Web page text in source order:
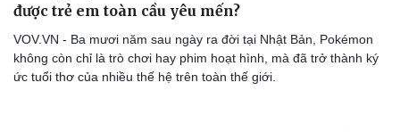
được trẻ em toàn cầu yêu mến?
VOV.VN - Ba mươi năm sau ngày ra đời tại Nhật Bản, Pokémon
không còn chỉ là trò chơi hay phim hoạt hình, mà đã trở thành ký
ức tuổi thơ của nhiều thế hệ trên toàn thế giới.